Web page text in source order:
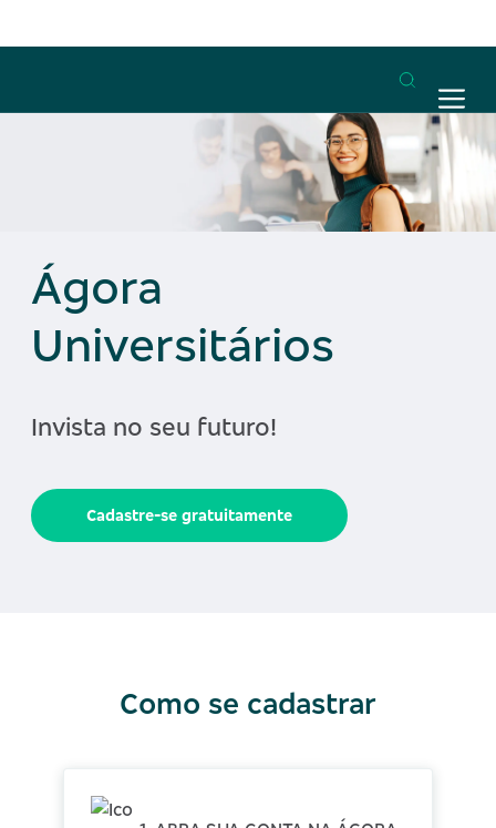
Ágora
Universitários
Invista no seu futuro!
Cadastre-se gratuitamente
Como se cadastrar